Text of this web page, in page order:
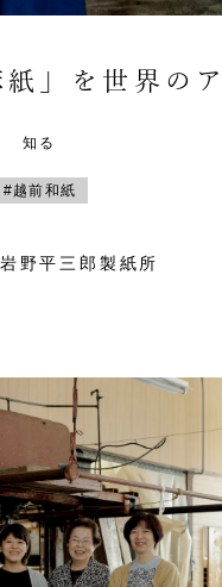
」を世界の
知る
#越前和紙
野平三郎製紙所